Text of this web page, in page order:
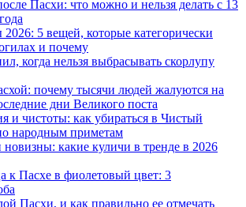
Пасхи: что можно и нельзя делать с 13
5 вещей, которые категорически
и почему
когда нельзя выбрасывать скорлупу
почему тысячи людей жалуются на
дни Великого поста
и чистоты: как убираться в Чистый
народным приметам
какие куличи в тренде в 2026
к Пасхе в фиолетовый цвет: 3
Пасхи, и как правильно ее отмечать